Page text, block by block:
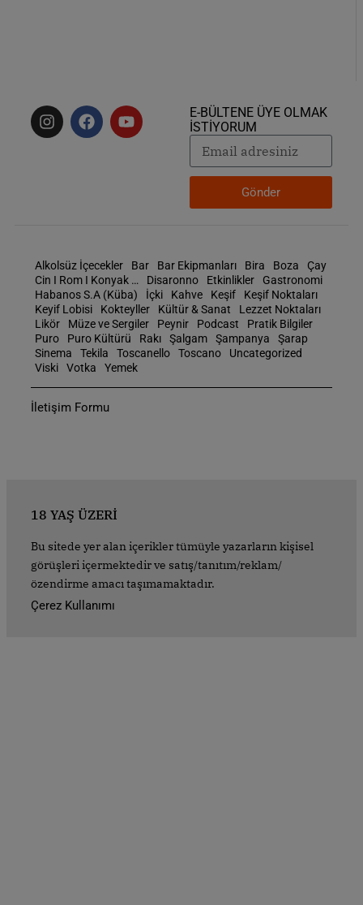
E-BÜLTENE ÜYE OLMAK
İSTİYORUM
Gönder
Alkolsüz İçecekler Bar Bar Ekipmanları Bira Boza
Çay
Cin I Rom I Konyak …
Disaronno Etkinlikler
Gastronomi
Habanos S.A (Küba)
İçki Kahve Keşif
Keşif Noktaları
Keyif Lobisi
Kokteyller Kültür & Sanat
Lezzet Noktaları
Likör
Müze ve Sergiler Peynir Podcast
Pratik Bilgiler
Puro
Puro Kültürü Rakı Şalgam Şampanya
Şarap
Sinema
Tekila Toscanello Toscano
Uncategorized
Viski
Votka Yemek
İletişim Formu
18 YAŞ ÜZERİ
Bu sitede yer alan içerikler tümüyle yazarların kişisel
görüşleri içermektedir ve satış/tanıtım/reklam/
özendirme amacı taşımamaktadır.
Çerez Kullanımı